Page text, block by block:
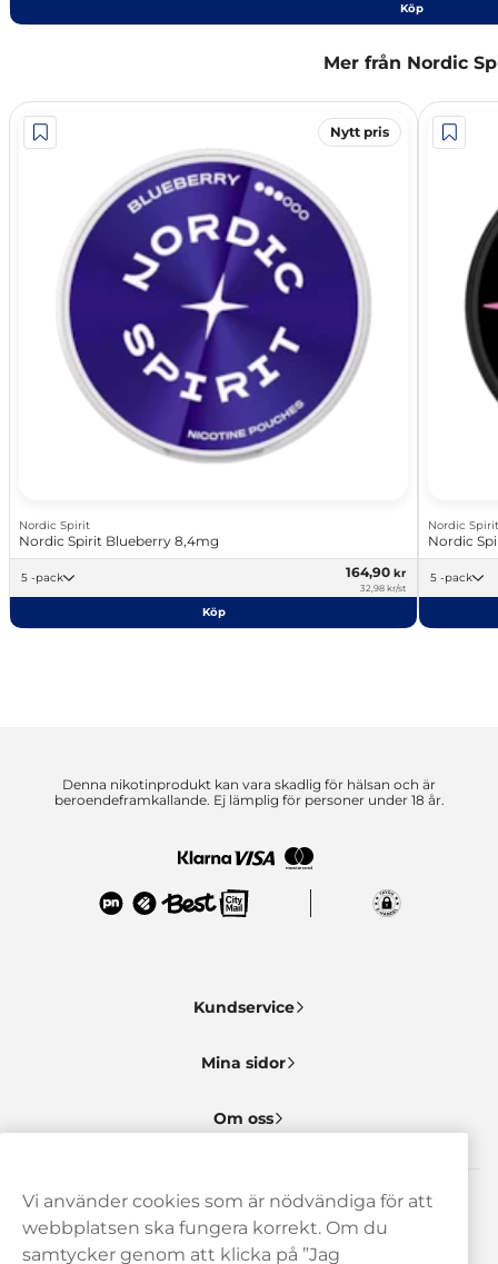
Köp
Mer från Nordic
Nytt pris
Nordic Spirit
Nordic Spirit Blueberry 8,4mg
5 -pack 164,90 kr
32,98 kr/st
Köp
Nordic Spirit
Nordic
5 -pack
Denna nikotinprodukt kan vara skadlig för hälsan och är
beroendeframkallande. Ej lämplig för personer under 18 år.
Behöver du hjälp? Kontakta oss gärna!
Kundservice
Mina sidor
Om oss
Vi använder cookies som är nödvändiga för att
webbplatsen ska fungera korrekt. Om du
samtycker genom att klicka på ”Jag